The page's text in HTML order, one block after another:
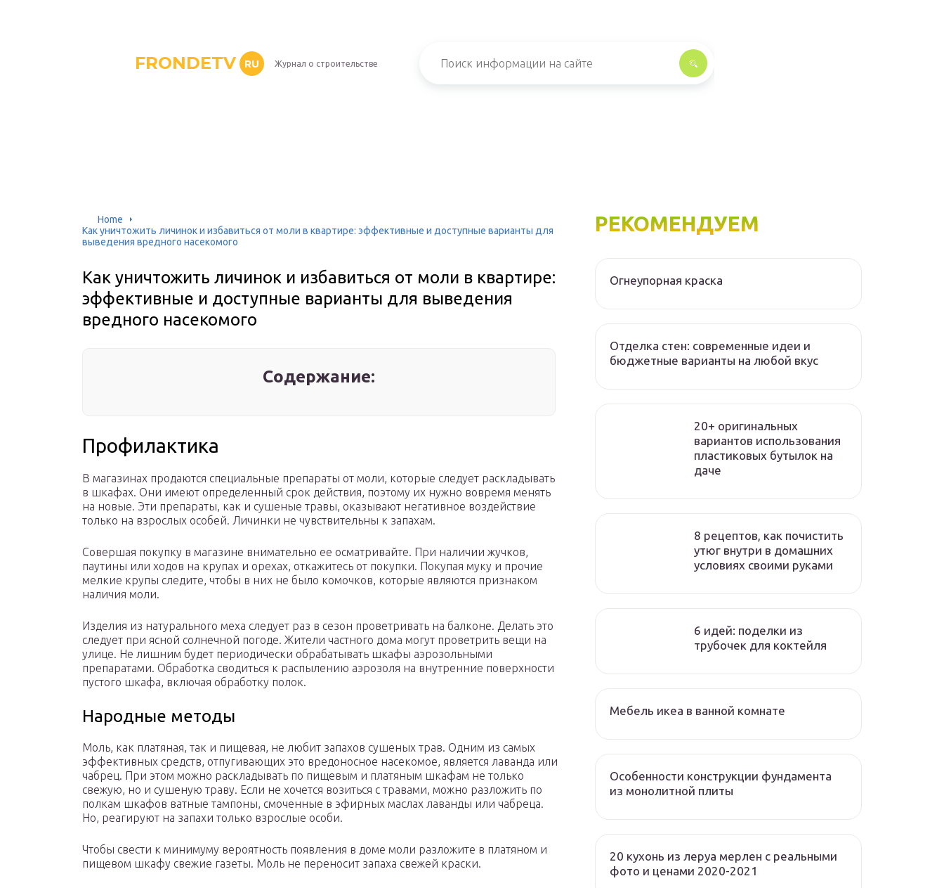
FRONDETV RU Журнал о строительстве
Home
Как уничтожить личинок и избавиться от моли в квартире: эффективные и доступные варианты для
выведения вредного насекомого
Как уничтожить личинок и избавиться от моли в квартире:
эффективные и доступные варианты для выведения
вредного насекомого
Содержание:
Профилактика
В магазинах продаются специальные препараты от моли, которые следует раскладывать
в шкафах. Они имеют определенный срок действия, поэтому их нужно вовремя менять
на новые. Эти препараты, как и сушеные травы, оказывают негативное воздействие
только на взрослых особей. Личинки не чувствительны к запахам.
Совершая покупку в магазине внимательно ее осматривайте. При наличии жучков,
паутины или ходов на крупах и орехах, откажитесь от покупки. Покупая муку и прочие
мелкие крупы следите, чтобы в них не было комочков, которые являются признаком
наличия моли.
Изделия из натурального меха следует раз в сезон проветривать на балконе. Делать это
следует при ясной солнечной погоде. Жители частного дома могут проветрить вещи на
улице. Не лишним будет периодически обрабатывать шкафы аэрозольными
препаратами. Обработка сводиться к распылению аэрозоля на внутренние поверхности
пустого шкафа, включая обработку полок.
Народные методы
Моль, как платяная, так и пищевая, не любит запахов сушеных трав. Одним из самых
эффективных средств, отпугивающих это вредоносное насекомое, является лаванда или
чабрец. При этом можно раскладывать по пищевым и платяным шкафам не только
свежую, но и сушеную траву. Если не хочется возиться с травами, можно разложить по
полкам шкафов ватные тампоны, смоченные в эфирных маслах лаванды или чабреца.
Но, реагируют на запахи только взрослые особи.
Чтобы свести к минимуму вероятность появления в доме моли разложите в платяном и
пищевом шкафу свежие газеты. Моль не переносит запаха свежей краски.
РЕКОМЕНДУЕМ
Огнеупорная краска
Отделка стен: современные идеи и
бюджетные варианты на любой вкус
20+ оригинальных
вариантов использования
пластиковых бутылок на
даче
8 рецептов, как почистить
утюг внутри в домашних
условиях своими руками
6 идей: поделки из
трубочек для коктейля
Мебель икеа в ванной комнате
Особенности конструкции фундамента
из монолитной плиты
20 кухонь из леруа мерлен с реальными
фото и ценами 2020-2021